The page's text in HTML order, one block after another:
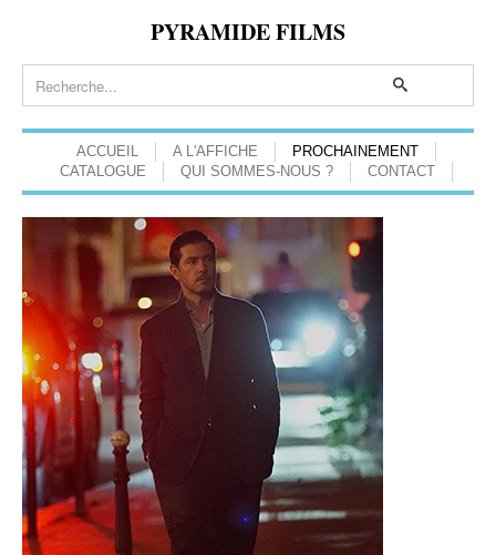
PYRAMIDE FILMS
ACCUEIL A L'AFFICHE
PROCHAINEMENT
CATALOGUE
QUI SOMMES-NOUS ? CONTACT